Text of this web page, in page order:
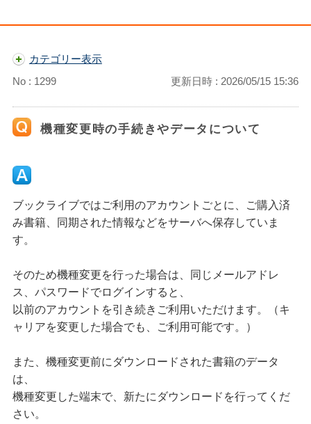
カテゴリー表示
No : 1299
更新日時 : 2026/05/15 15:36
機種変更時の手続きやデータについて
ブックライブではご利用のアカウントごとに、ご購入済
み書籍、同期された情報などをサーバへ保存していま
す。
そのため機種変更を行った場合は、同じメールアドレ
ス、パスワードでログインすると、
以前のアカウントを引き続きご利用いただけます。（キ
ャリアを変更した場合でも、ご利用可能です。）
また、機種変更前にダウンロードされた書籍のデータ
は、
機種変更した端末で、新たにダウンロードを行ってくだ
さい。